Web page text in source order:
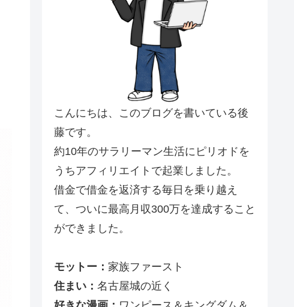
こんにちは、このブログを書いている後
藤です。
約10年のサラリーマン生活にピリオドを
うちアフィリエイトで起業しました。
借金で借金を返済する毎日を乗り越え
て、ついに最高月収300万を達成すること
ができました。
モットー： 家族ファースト
住まい： 名古屋城の近く